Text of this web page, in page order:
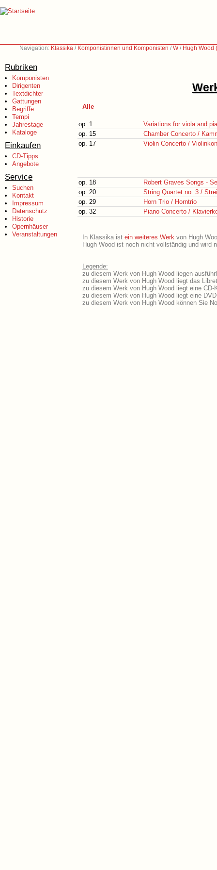
Navigation: Klassika / Komponistinnen und Komponisten /W/ Hugh Wood
Rubriken
Komponisten
Dirigenten
Textdichter
Gattungen
Begriffe
Tempi
Jahrestage
Kataloge
Einkaufen
CD-Tipps
Angebote
Service
Suchen
Kontakt
Impressum
Datenschutz
Historie
Opernhäuser
Veranstaltungen
Alle
op. 1
Variations for viola and
op. 15
Chamber Concerto /
op. 17
Violin Concerto /
op. 18
Robert Graves Songs -
op. 20
String Quartet no. 3 /
op. 29
Horn Trio / Horntrio
op. 32
Piano Concerto /
In Klassika ist ein weiteres Werk von Hugh
Hugh Wood ist noch nicht vollständig und wird
Legende:
zu diesem Werk von Hugh Wood liegen
zu diesem Werk von Hugh Wood liegt das
zu diesem Werk von Hugh Wood liegt eine CD-
zu diesem Werk von Hugh Wood liegt eine
zu diesem Werk von Hugh Wood können Sie